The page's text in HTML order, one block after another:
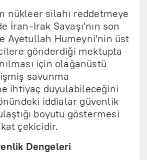
nükleer silahı reddetmeye
İran-Irak Savaşı'nın son
Ayetullah Humeyni'nin üst
gönderdiği mektupta
için olağanüstü
savunma
ihtiyaç duyulabileceğini
iddialar güvenlik
boyutu göstermesi
çekicidir.
Dengeleri